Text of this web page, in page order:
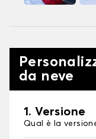
da neve
1. Versione
Qual è la